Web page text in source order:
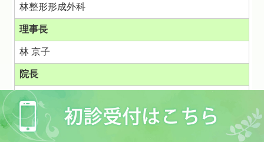
林整形形成外科
理事長
林 京子
院長
林 靖邦
住所